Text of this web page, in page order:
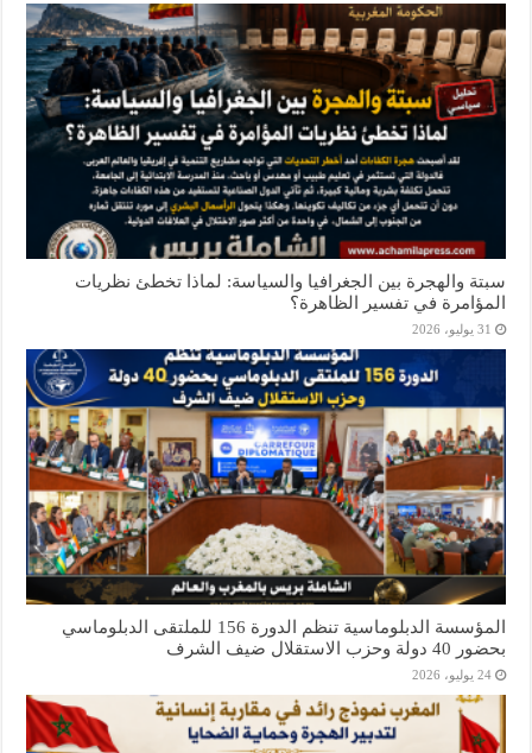
سبتة والهجرة بين الجغرافيا والسياسة: لماذا تخطئ نظريات
المؤامرة في تفسير الظاهرة؟
31 يوليو، 2026
المؤسسة الدبلوماسية تنظم الدورة 156 للملتقى الدبلوماسي
بحضور 40 دولة وحزب الاستقلال ضيف الشرف
24 يوليو، 2026